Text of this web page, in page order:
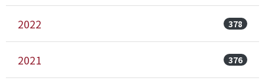
2022 378
2021 376